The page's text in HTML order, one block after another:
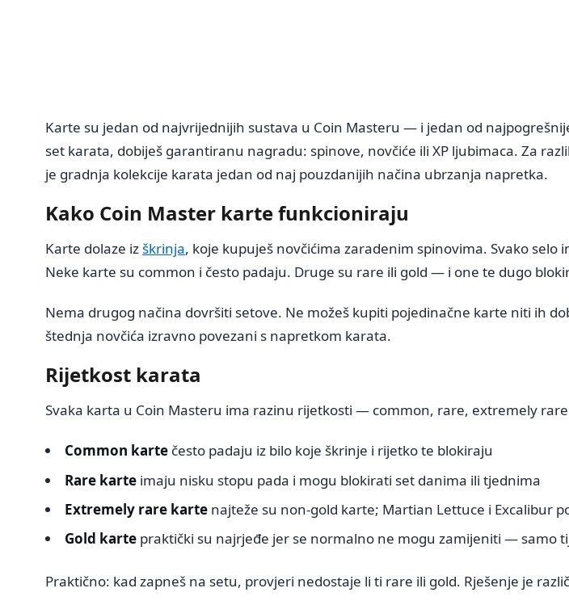
Karte su jedan od najvrijednijih sustava u Coin Masteru — i jedan od
set karata, dobiješ garantiranu nagradu: spinove, novčiće ili XP ljubimaca. Za
je gradnja kolekcije karata jedan od naj pouzdanijih načina ubrzanja napretka.
Kako Coin Master karte funkcioniraju
Karte dolaze izškrinja, koje kupuješ novčićima zaradenim spinovima. Svako
Neke karte su common i često padaju. Druge su rare ili gold — i one te dugo
Nema drugog načina dovršiti setove. Ne možeš kupiti pojedinačne karte niti ih
štednja novčića izravno povezani s napretkom karata.
Rijetkost karata
Svaka karta u Coin Masteru ima razinu rijetkosti — common, rare, extremely
Common karte često padaju iz bilo koje škrinje i rijetko te blokiraju
Rare karte imaju nisku stopu pada i mogu blokirati set danima ili tjednima
Extremely rare karte najteže su non-gold karte; Martian Lettuce i Excalibur
Gold karte praktički su najrjeđe jer se normalno ne mogu zamijeniti — samo
Praktično: kad zapneš na setu, provjeri nedostaje li ti rare ili gold. Rješenje je